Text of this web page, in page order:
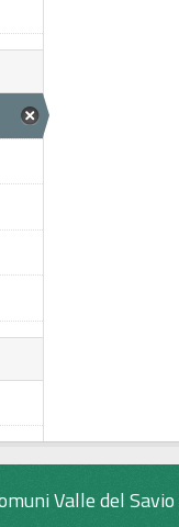
Valle del Savio